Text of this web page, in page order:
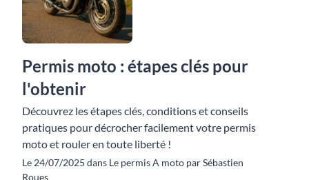
Permis moto : étapes clés pour
l'obtenir
Découvrez les étapes clés, conditions et conseils
pratiques pour décrocher facilement votre permis
moto et rouler en toute liberté !
Le 24/07/2025 dans Le permis A moto par Sébastien
Roues